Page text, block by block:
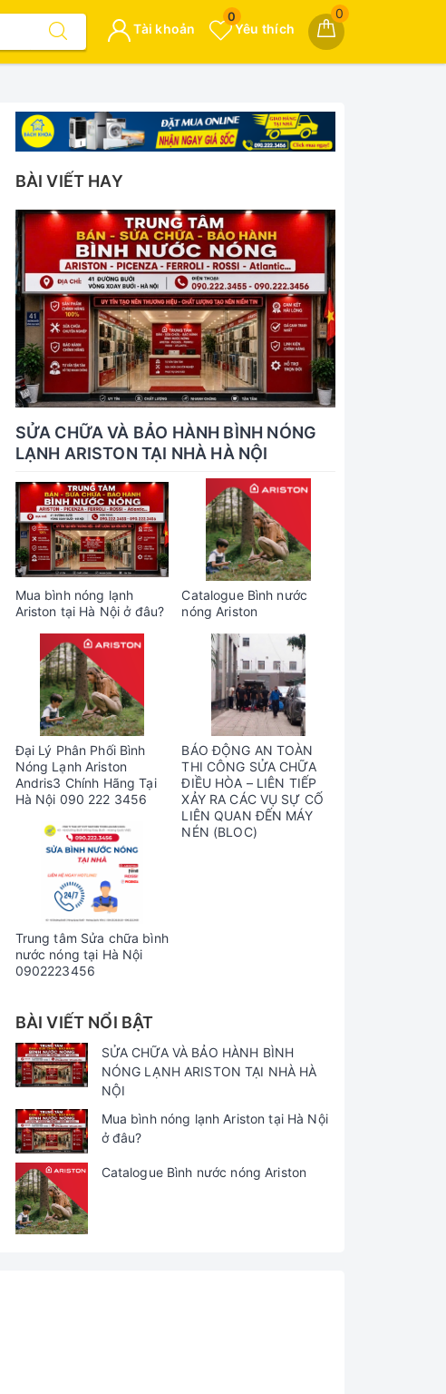
0
Yêu thích
0
Tài khoản
BÀI VIẾT HAY
SỬA CHỮA VÀ BẢO HÀNH BÌNH NÓNG
LẠNH ARISTON TẠI NHÀ HÀ NỘI
Mua bình nóng lạnh
Ariston tại Hà Nội ở đâu?
Catalogue Bình nước
nóng Ariston
Đại Lý Phân Phối Bình
Nóng Lạnh Ariston
Andris3 Chính Hãng Tại
Hà Nội 090 222 3456
BÁO ĐỘNG AN TOÀN
THI CÔNG SỬA CHỮA
ĐIỀU HÒA – LIÊN TIẾP
XẢY RA CÁC VỤ SỰ CỐ
LIÊN QUAN ĐẾN MÁY
NÉN (BLOC)
Trung tâm Sửa chữa bình
nước nóng tại Hà Nội
0902223456
BÀI VIẾT NỔI BẬT
SỬA CHỮA VÀ BẢO HÀNH BÌNH
NÓNG LẠNH ARISTON TẠI NHÀ HÀ
NỘI
Mua bình nóng lạnh Ariston tại Hà Nội
ở đâu?
Catalogue Bình nước nóng Ariston